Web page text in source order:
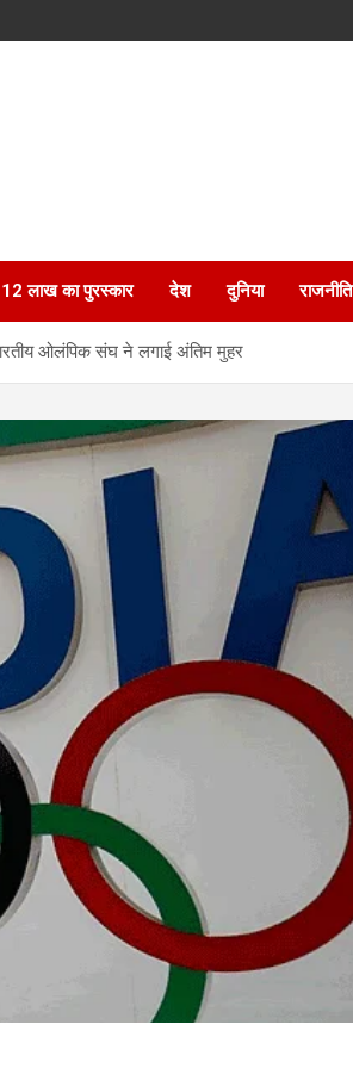
12 लाख का पुरस्कार देश दुनिया राजनीति
ओलंपिक संघ ने लगाई अंतिम मुहर